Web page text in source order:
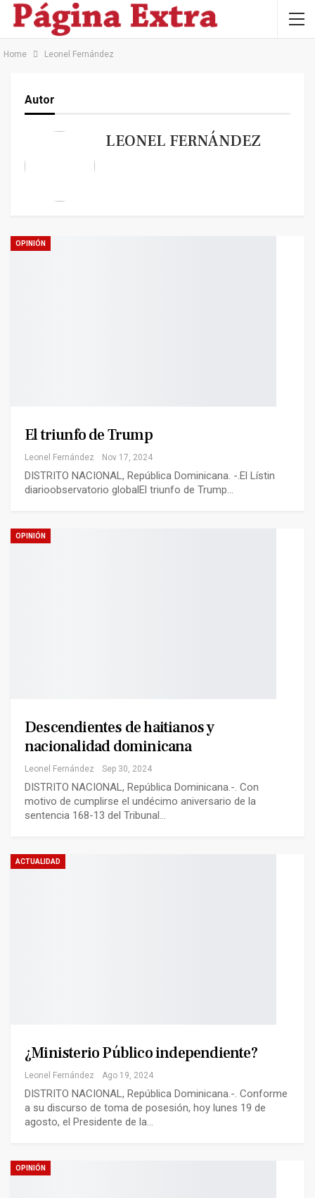
Home Leonel Fernández
Autor
LEONEL FERNÁNDEZ
OPINIÓN
El triunfo de Trump
Leonel Fernández Nov 17, 2024
DISTRITO NACIONAL, República Dominicana. -.El Lístin
diarioobservatorio globalEl triunfo de Trump…
OPINIÓN
Descendientes de haitianos y
nacionalidad dominicana
Leonel Fernández Sep 30, 2024
DISTRITO NACIONAL, República Dominicana.-. Con
motivo de cumplirse el undécimo aniversario de la
sentencia 168-13 del Tribunal…
ACTUALIDAD
¿Ministerio Público independiente?
Leonel Fernández Ago 19, 2024
DISTRITO NACIONAL, República Dominicana.-. Conforme
a su discurso de toma de posesión, hoy lunes 19 de
agosto, el Presidente de la…
OPINIÓN